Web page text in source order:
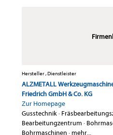
Hersteller , Dienstleister
ALZMETALL
Friedrich GmbH & Co. KG
Zur Homepage
Gusstechnik·
Bearbeitungzentrum ·
Bohrmaschinen · mehr...